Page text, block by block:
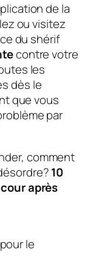
de la
ou visitez
du shérif
contre votre
les
dès le
que vous
par
comment
10
après
le